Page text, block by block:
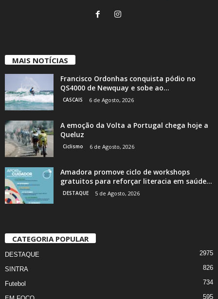
MAIS NOTÍCIAS
Francisco Ordonhas conquista pódio no
QS4000 de Newquay e sobe ao...
CASCAIS 6 de Agosto, 2026
A emoção da Volta a Portugal chega hoje a
Queluz
Ciclismo 6 de Agosto, 2026
Amadora promove ciclo de workshops
gratuitos para reforçar literacia em saúde...
DESTAQUE 5 de Agosto, 2026
CATEGORIA POPULAR
DESTAQUE 2975
SINTRA 826
Futebol 734
595